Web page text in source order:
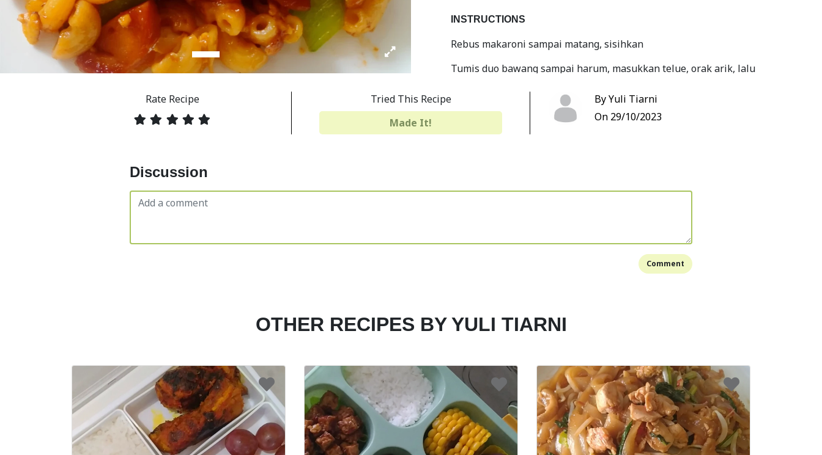
INSTRUCTIONS
Rebus makaroni sampai matang, sisihkan
Tumis duo bawang sampai harum, masukkan telue, orak arik, lalu
Masukkan makaroni yang sudah direbus
Beri seasoning, terakhir masukkan sayur, beri air, masak sampai sayur
Rate Recipe
Tried This Recipe
Made It!
By Yuli Tiarni
On 29/10/2023
Discussion
Comment
OTHER RECIPES BY YULI TIARNI